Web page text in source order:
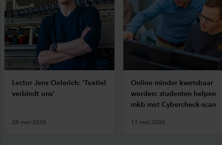
Lector Jens Oelerich: ‘Textiel
verbindt ons’
28 mei 2026
Online minder kwetsbaar
worden: studenten helpen
mkb met Cybercheck-scan
11 mei 2026